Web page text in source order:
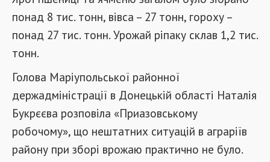
понад 8 тис. тонн, вівса – 27 тонн, гороху –
понад 27 тис. тонн. Урожай ріпаку склав 1,2 тис.
тонн.
Голова Маріупольської районної
держадміністрації в Донецькій області Наталія
Букрєєва розповіла «Приазовському
робочому», що нештатних ситуацій в аграріїв
району при зборі врожаю практично не було.